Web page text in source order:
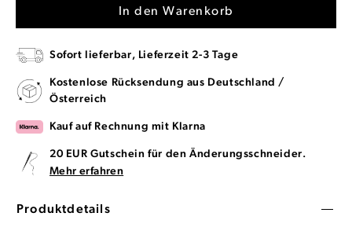
In den Warenkorb
Sofort lieferbar, Lieferzeit 2-3 Tage
Kostenlose Rücksendung aus Deutschland /
Österreich
Kauf auf Rechnung mit Klarna
20 EUR Gutschein für den Änderungsschneider.
Mehr erfahren
Produktdetails